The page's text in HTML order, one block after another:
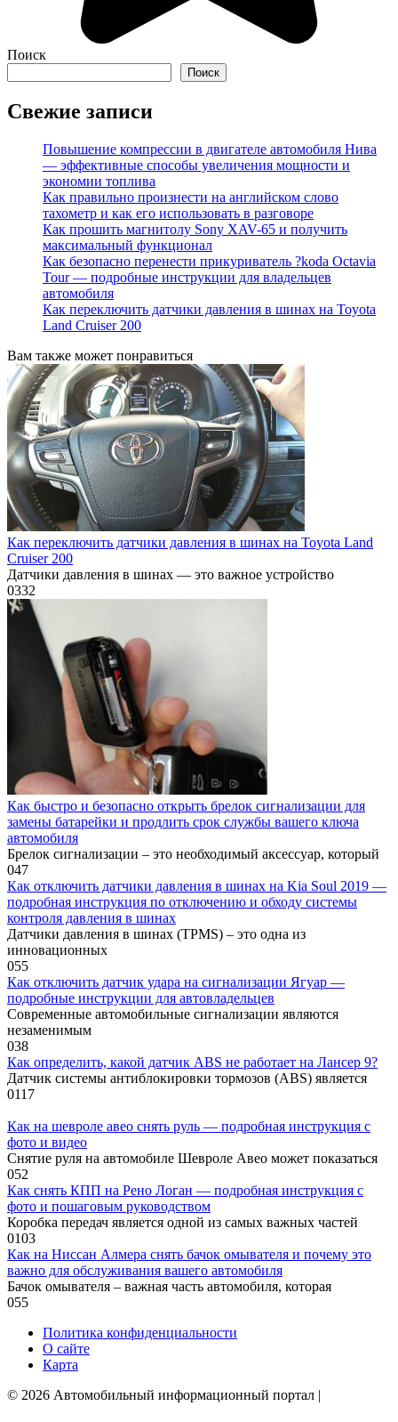
Поиск
Поиск
Свежие записи
Повышение компрессии в двигателе автомобиля Нива
— эффективные способы увеличения мощности и
экономии топлива
Как правильно произнести на английском слово
тахометр и как его использовать в разговоре
Как прошить магнитолу Sony XAV-65 и получить
максимальный функционал
Как безопасно перенести прикуриватель ?koda Octavia
Tour — подробные инструкции для владельцев
автомобиля
Как переключить датчики давления в шинах на Toyota
Land Cruiser 200
Вам также может понравиться
Как переключить датчики давления в шинах на Toyota Land
Cruiser 200
Датчики давления в шинах — это важное устройство
0332
Как быстро и безопасно открыть брелок сигнализации для
замены батарейки и продлить срок службы вашего ключа
автомобиля
Брелок сигнализации – это необходимый аксессуар, который
047
Как отключить датчики давления в шинах на Kia Soul 2019 —
подробная инструкция по отключению и обходу системы
контроля давления в шинах
Датчики давления в шинах (TPMS) – это одна из
инновационных
055
Как отключить датчик удара на сигнализации Ягуар —
подробные инструкции для автовладельцев
Современные автомобильные сигнализации являются
незаменимым
038
Как определить, какой датчик ABS не работает на Лансер 9?
Датчик системы антиблокировки тормозов (ABS) является
0117
Как на шевроле авео снять руль — подробная инструкция с
фото и видео
Снятие руля на автомобиле Шевроле Авео может показаться
052
Как снять КПП на Рено Логан — подробная инструкция с
фото и пошаговым руководством
Коробка передач является одной из самых важных частей
0103
Как на Ниссан Алмера снять бачок омывателя и почему это
важно для обслуживания вашего автомобиля
Бачок омывателя – важная часть автомобиля, которая
055
Политика конфиденциальности
О сайте
Карта
© 2026 Автомобильный информационный портал |